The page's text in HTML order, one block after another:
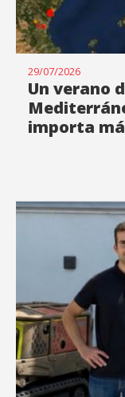
29/07/2026
Un verano
importa